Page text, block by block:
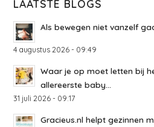
LAATSTE BLOGS
Als bewegen niet vanzelf
4 augustus 2026 - 09:49
Waar je op moet letten bij
allereerste baby...
31 juli 2026 - 09:17
Gracieus.nl helpt gezinnen